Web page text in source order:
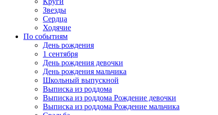
Звезды
Сердца
Ходячие
По событиям
День рождения
1 сентября
День рождения девочки
День рождения мальчика
Школьный выпускной
Выписка из роддома
Выписка из роддома Рождение девочки
Выписка из роддома Рождение мальчика